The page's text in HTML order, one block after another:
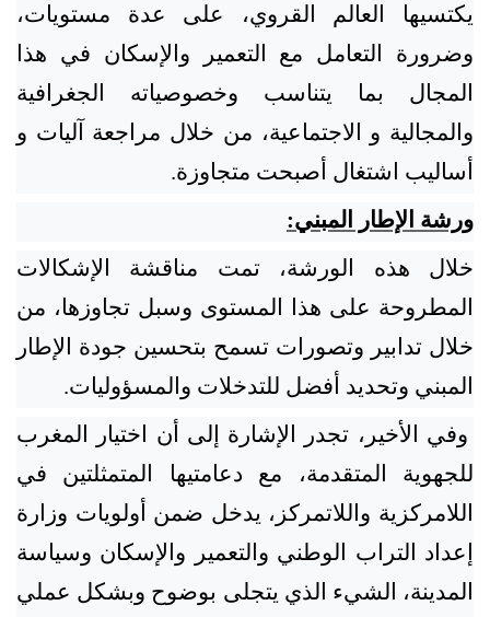
يكتسيها العالم القروي، على عدة مستويات،
وضرورة التعامل مع التعمير والإسكان في هذا
المجال بما يتناسب وخصوصياته الجغرافية
والمجالية و الاجتماعية، من خلال مراجعة آليات و
أساليب اشتغال أصبحت متجاوزة.
ورشة الإطار المبني:
خلال هذه الورشة، تمت مناقشة الإشكالات
المطروحة على هذا المستوى وسبل تجاوزها، من
خلال تدابير وتصورات تسمح بتحسين جودة الإطار
المبني وتحديد أفضل للتدخلات والمسؤوليات.
وفي الأخير، تجدر الإشارة إلى أن اختيار المغرب
للجهوية المتقدمة، مع دعامتيها المتمثلتين في
اللامركزية واللاتمركز، يدخل ضمن أولويات وزارة
إعداد التراب الوطني والتعمير والإسكان وسياسة
المدينة، الشيء الذي يتجلى بوضوح وبشكل عملي